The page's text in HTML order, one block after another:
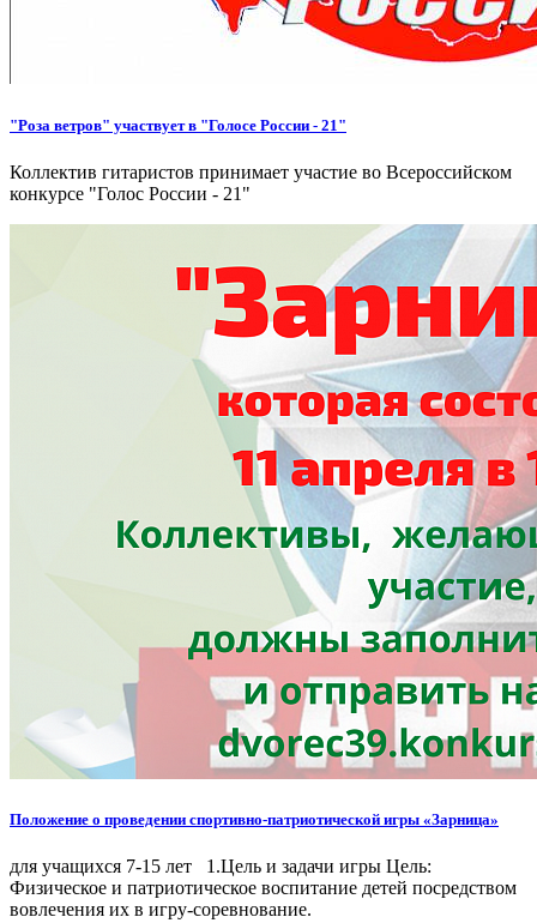
"Роза ветров" участвует в "Голосе России - 21"
Коллектив гитаристов принимает участие во Всероссийском
конкурсе "Голос России - 21"
Положение о проведении спортивно-патриотической игры «Зарница»
для учащихся 7-15 лет 1.Цель и задачи игры Цель:
Физическое и патриотическое воспитание детей посредством
вовлечения их в игру-соревнование.